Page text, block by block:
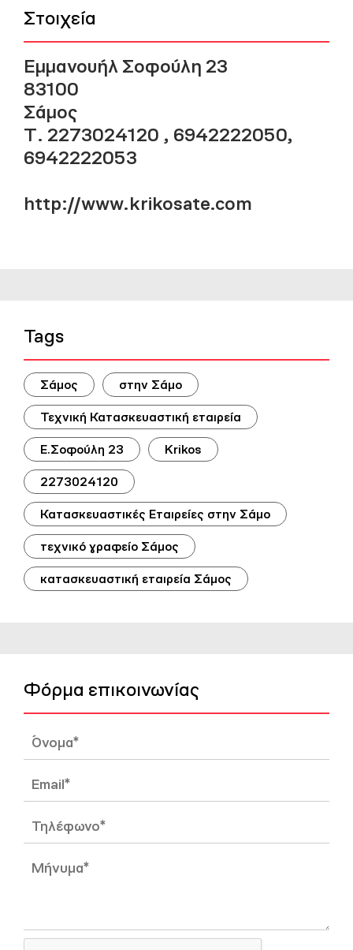
Στοιχεία
Εμμανουήλ Σοφούλη 23
83100
Σάμος
Τ. 2273024120 , 6942222050,
6942222053
http://www.krikosate.com
Tags
Σάμος στην Σάμο
Τεχνική Κατασκευαστική εταιρεία
Ε.Σοφούλη 23 Krikos
2273024120
Κατασκευαστικές Εταιρείες στην Σάμο
τεχνικό γραφείο Σάμος
κατασκευαστική εταιρεία Σάμος
Φόρμα επικοινωνίας